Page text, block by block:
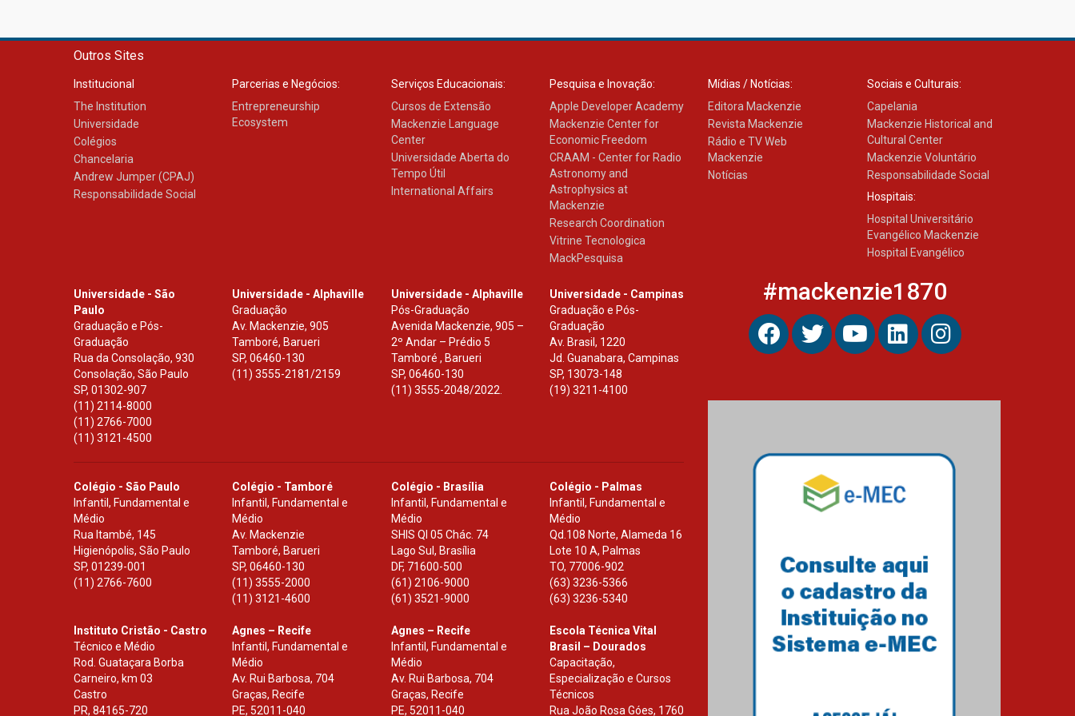
Outros Sites
Institucional
The Institution
Universidade
Colégios
Chancelaria
Andrew Jumper (CPAJ)
Responsabilidade Social
Parcerias e Negócios:
Entrepreneurship
Ecosystem
Serviços Educacionais:
Cursos de Extensão
Mackenzie Language
Center
Universidade Aberta do
Tempo Útil
International Affairs
Pesquisa e Inovação:
Apple Developer Academy
Mackenzie Center for
Economic Freedom
CRAAM - Center for Radio
Astronomy and
Astrophysics at
Mackenzie
Research Coordination
Vitrine Tecnologica
MackPesquisa
Mídias / Notícias:
Editora Mackenzie
Revista Mackenzie
Rádio e TV Web
Mackenzie
Notícias
Sociais e Culturais:
Capelania
Mackenzie Historical and
Cultural Center
Mackenzie Voluntário
Responsabilidade Social
Hospitais:
Hospital Universitário
Evangélico Mackenzie
Hospital Evangélico
Universidade - São
Paulo
Graduação e Pós-
Graduação
Rua da Consolação, 930
Consolação, São Paulo
SP, 01302-907
(11) 2114-8000
(11) 2766-7000
(11) 3121-4500
Universidade - Alphaville
Graduação
Av. Mackenzie, 905
Tamboré, Barueri
SP,06460-130
(11) 3555-2181/2159
Universidade - Alphaville
Pós-Graduação
Avenida Mackenzie, 905 –
2º Andar – Prédio 5
Tamboré , Barueri
SP, 06460-130
(11) 3555-2048/2022.
Universidade - Campinas
Graduação e Pós-
Graduação
Av. Brasil, 1220
Jd. Guanabara, Campinas
SP, 13073-148
(19) 3211-4100
Colégio - São Paulo
Infantil, Fundamental e
Médio
Rua Itambé, 145
Higienópolis, São Paulo
SP, 01239-001
(11) 2766-7600
Colégio - Tamboré
Infantil, Fundamental e
Médio
Av. Mackenzie
Tamboré, Barueri
SP,06460-130
(11) 3555-2000
(11) 3121-4600
Colégio - Brasília
Infantil, Fundamental e
Médio
SHIS Ql 05 Chác. 74
Lago Sul, Brasília
DF, 71600-500
(61) 2106-9000
(61) 3521-9000
Colégio - Palmas
Infantil, Fundamental e
Médio
Qd.108 Norte, Alameda 16
Lote 10 A, Palmas
TO, 77006-902
(63) 3236-5366
(63) 3236-5340
Instituto Cristão - Castro
Técnico e Médio
Rod. Guataçara Borba
Carneiro, km 03
Castro
PR, 84165-720
Agnes – Recife
Infantil, Fundamental e
Médio
Av. Rui Barbosa, 704
Graças, Recife
PE, 52011-040
Agnes – Recife
Infantil, Fundamental e
Médio
Av. Rui Barbosa, 704
Graças, Recife
PE, 52011-040
Escola Técnica Vital
Brasil – Dourados
Capacitação,
Especialização e Cursos
Técnicos
Rua João Rosa Góes, 1760
#mackenzie1870